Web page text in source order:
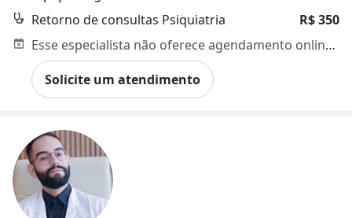
Retorno de consultas Psiquiatria
R$ 350
Esse especialista não oferece agendamento online para esse endereço.
Solicite um atendimento